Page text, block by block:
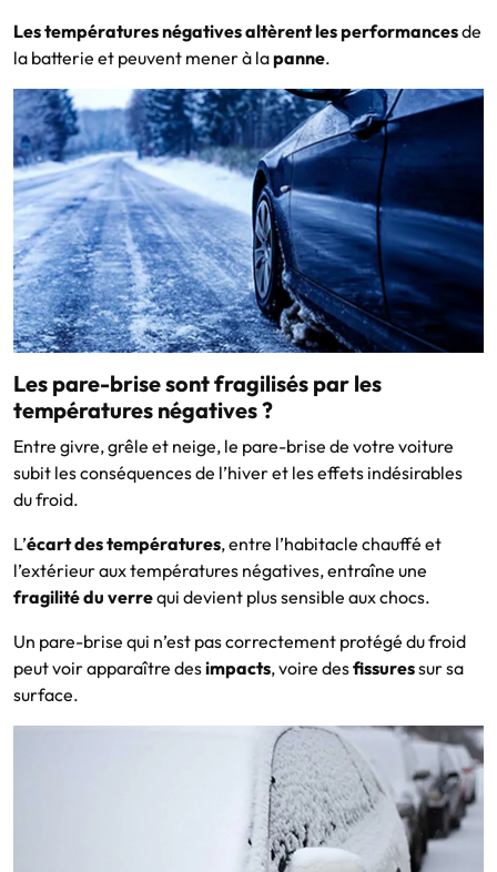
Les températures négatives altèrent les performancesde
la batterie et peuvent mener à lapanne.
Les pare-brise sont fragilisés par les
températures négatives ?
Entre givre, grêle et neige, le pare-brise de votre voiture
subit les conséquences de l’hiver et les effets indésirables
du froid.
L’écart des températures, entre l’habitacle chauffé et
l’extérieur aux températures négatives, entraîne une
fragilité du verrequi devient plus sensible aux chocs.
Un pare-brise qui n’est pas correctement protégé du froid
peut voir apparaître desimpacts, voire desfissuressur sa
surface.